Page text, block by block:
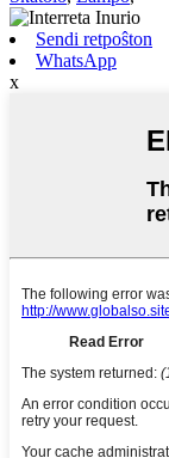
Sendi retpoŝton
WhatsApp
x